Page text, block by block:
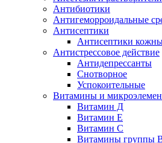
Антибиотики
Антигеморроидальные
Антисептики
Антисептики
Антистрессовое действие
Антидепрессанты
Снотворное
Успокоительные
Витамины и
Витамин Д
Витамин Е
Витамин С
Витамины группы В